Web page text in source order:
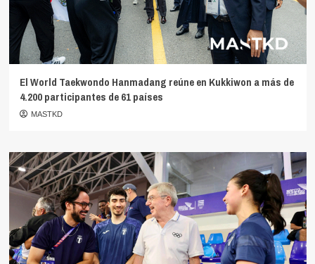
El World Taekwondo Hanmadang reúne en Kukkiwon a más de
4.200 participantes de 61 países
MASTKD